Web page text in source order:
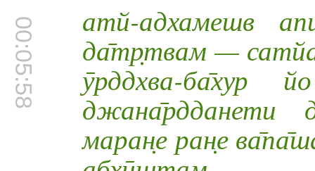
00:05:58 атй-адхамешв
да̄тр̣твам —
ӯрддхва-ба̄хур
джана̄рдданети
маран̣е ран̣е